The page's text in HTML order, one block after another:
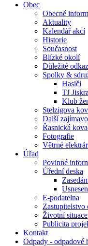
Obec
Obecné
Aktuality
Kalendář akcí
Historie
Současnost
Blízké okolí
Důležité
Spolky &
Hasiči
TJ Jiskra
Klub
Stelzigova
Další
Řasnická
Fotografie
Větrné
Úřad
Povinné
Úřední deska
E-podatelna
Zastupitelstvo
Životní situace
Publicita
Kontakt
Odpady - odpadové